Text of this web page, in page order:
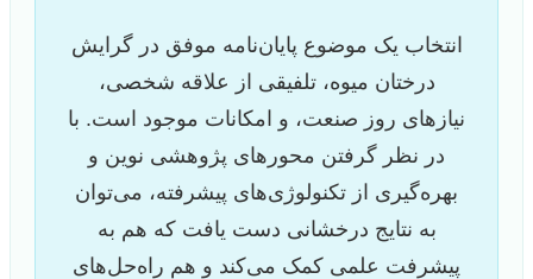
انتخاب یک موضوع پایان‌نامه موفق در گرایش
درختان میوه، تلفیقی از علاقه شخصی،
نیازهای روز صنعت، و امکانات موجود است. با
در نظر گرفتن محورهای پژوهشی نوین و
بهره‌گیری از تکنولوژی‌های پیشرفته، می‌توان
به نتایج درخشانی دست یافت که هم به
پیشرفت علمی کمک می‌کند و هم راه‌حل‌های